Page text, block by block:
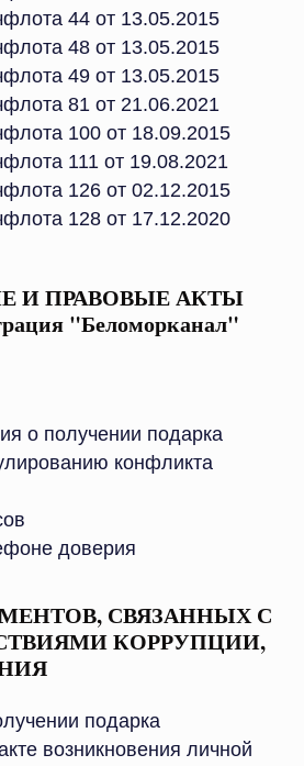
44 от 13.05.2015
48 от 13.05.2015
49 от 13.05.2015
81 от 21.06.2021
100 от 18.09.2015
111 от 19.08.2021
126 от 02.12.2015
128 от 17.12.2020
И ПРАВОВЫЕ АКТЫ
"Беломорканал"
о получении подарка
конфликта
доверия
СВЯЗАННЫХ С
КОРРУПЦИИ,
подарка
возникновения личной